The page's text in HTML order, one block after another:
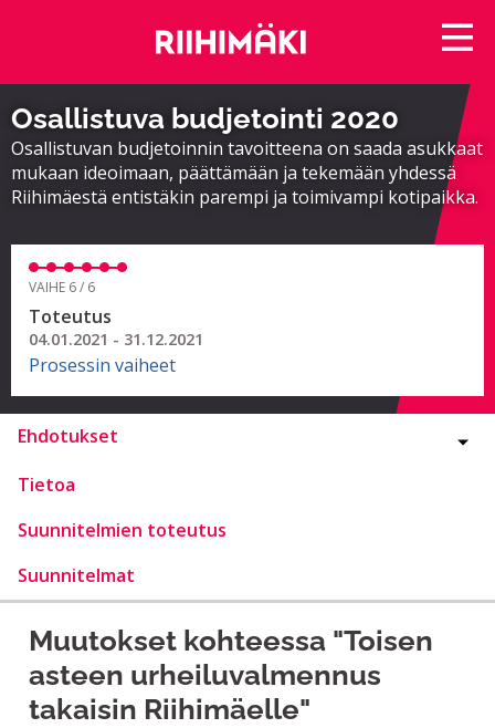
Osallistuva budjetointi 2020
Osallistuvan budjetoinnin tavoitteena on saada asukkaat
mukaan ideoimaan, päättämään ja tekemään yhdessä
Riihimäestä entistäkin parempi ja toimivampi kotipaikka.
VAIHE 6 / 6
Toteutus
04.01.2021 - 31.12.2021
Prosessin vaiheet
Ehdotukset
Tietoa
Suunnitelmien toteutus
Suunnitelmat
Muutokset kohteessa "Toisen
asteen urheiluvalmennus
takaisin Riihimäelle"